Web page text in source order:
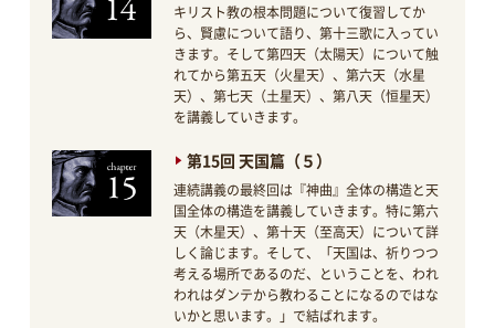
キリスト教の根本問題について復習してか
ら、賢慮について語り、第十三歌に入ってい
きます。そして第四天（太陽天）について触
れてから第五天（火星天）、第六天（水星
天）、第七天（土星天）、第八天（恒星天）
を講義していきます。
第15回 天国篇（５）
連続講義の最終回は『神曲』全体の構造と天
国全体の構造を講義していきます。特に第六
天（木星天）、第十天（至高天）について詳
しく論じます。そして、「天国は、祈りつつ
考える場所であるのだ、ということを、われ
われはダンテから教わることになるのではな
いかと思います。」で結ばれます。